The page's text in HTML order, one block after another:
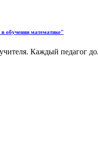
обучении математике"
Каждый педагог